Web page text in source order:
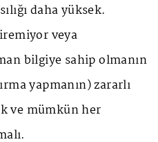
daha yüksek.
veya
bilgiye sahip olmanın
yapmanın) zararlı
ve mümkün her